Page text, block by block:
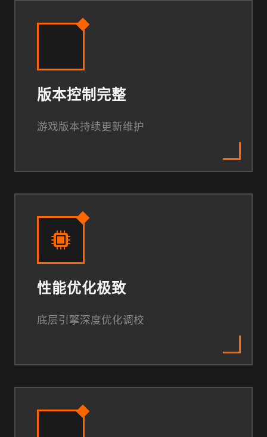
版本控制完整
游戏版本持续更新维护
性能优化极致
底层引擎深度优化调校